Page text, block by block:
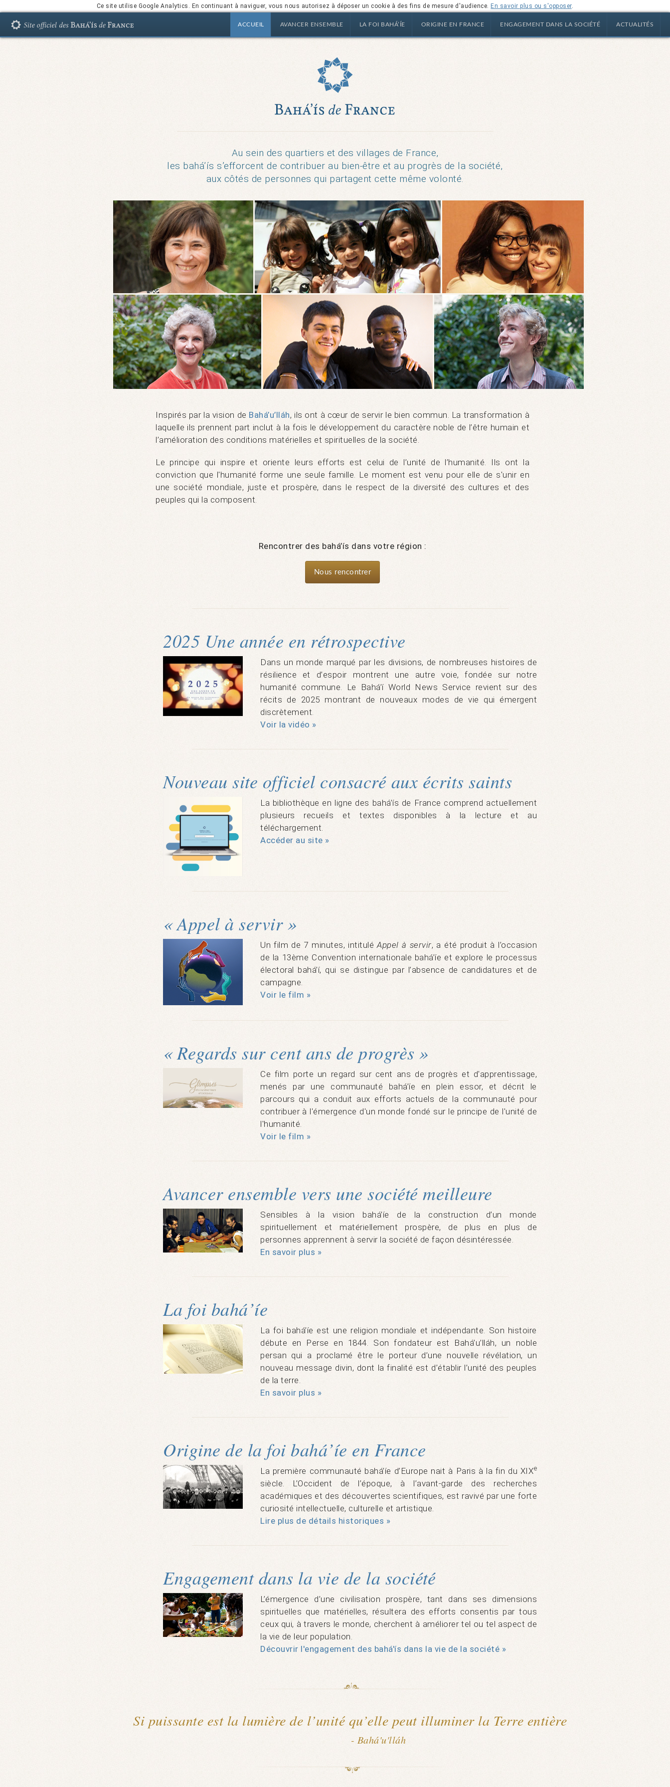
Ce site utilise Google Analytics. En continuant à naviguer, vous nous autorisez à déposer un cookie à des fins de mesure d'audience. En savoir plus ou s'opposer.
ACCUEIL AVANCER ENSEMBLE LA FOI BAHÁ’ÍE ORIGINE EN FRANCE ENGAGEMENT DANS LA SOCIÉTÉ ACTUALITÉS
Au sein des quartiers et des villages de France,
les bahá’ís s’efforcent de contribuer au bien-être et au progrès de la société,
aux côtés de personnes qui partagent cette même volonté.
Inspirés par la vision de Bahá’u’lláh, ils ont à cœur de servir le bien commun. La transformation à
laquelle ils prennent part inclut à la fois le développement du caractère noble de l’être humain et
l’amélioration des conditions matérielles et spirituelles de la société.
Le principe qui inspire et oriente leurs efforts est celui de l’unité de l’humanité. Ils ont la
conviction que l'humanité forme une seule famille. Le moment est venu pour elle de s'unir en
une société mondiale, juste et prospère, dans le respect de la diversité des cultures et des
peuples qui la composent.
Rencontrer des bahá’ís dans votre région :
Nous rencontrer
2025 Une année en rétrospective
Dans un monde marqué par les divisions, de nombreuses histoires de
résilience et d’espoir montrent une autre voie, fondée sur notre
humanité commune. Le Bahá’í World News Service revient sur des
récits de 2025 montrant de nouveaux modes de vie qui émergent
discrètement.
Voir la vidéo »
Nouveau site officiel consacré aux écrits saints
La bibliothèque en ligne des bahá’ís de France comprend actuellement
plusieurs recueils et textes disponibles à la lecture et au
téléchargement.
Accéder au site »
« Appel à servir »
Un film de 7 minutes, intituléAppel à servir, a été produit à l’occasion
de la 13ème Convention internationale bahá’íe et explore le processus
électoral bahá’í, qui se distingue par l’absence de candidatures et de
campagne.
Voir le film »
« Regards sur cent ans de progrès »
Ce film porte un regard sur cent ans de progrès et d'apprentissage,
menés par une communauté bahá’íe en plein essor, et décrit le
parcours qui a conduit aux efforts actuels de la communauté pour
contribuer à l'émergence d'un monde fondé sur le principe de l'unité de
l'humanité.
Voir le film »
Avancer ensemble vers une société meilleure
Sensibles à la vision bahá’íe de la construction d’un monde
spirituellement et matériellement prospère, de plus en plus de
personnes apprennent à servir la société de façon désintéressée.
En savoir plus »
La foi bahá’íe
La foi bahá’íe est une religion mondiale et indépendante. Son histoire
débute en Perse en 1844. Son fondateur est Bahá’u’lláh, un noble
persan qui a proclamé être le porteur d’une nouvelle révélation, un
nouveau message divin, dont la finalité est d’établir l’unité des peuples
de la terre.
En savoir plus »
Origine de la foi bahá’íe en France
La première communauté bahá’íe d’Europe nait à Paris à la fin du XIXe
siècle. L’Occident de l’époque, à l’avant-garde des recherches
académiques et des découvertes scientifiques, est ravivé par une forte
curiosité intellectuelle, culturelle et artistique.
Lire plus de détails historiques »
Engagement dans la vie de la société
L’émergence d’une civilisation prospère, tant dans ses dimensions
spirituelles que matérielles, résultera des efforts consentis par tous
ceux qui, à travers le monde, cherchent à améliorer tel ou tel aspect de
la vie de leur population.
Découvrir l'engagement des bahá'ís dans la vie de la société »
Si puissante est la lumière de l’unité qu’elle peut illuminer la Terre entière
- Bahá'u'lláh